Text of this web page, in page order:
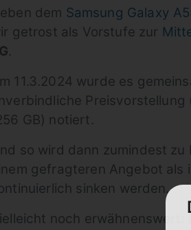
dem Samsung Galaxy
getrost als Vorstufe zur
.
11.3.2024 wurde es
GB) notiert.
so wird dann zumindest zu
gefragteren Angebot als
sinken werden.
noch